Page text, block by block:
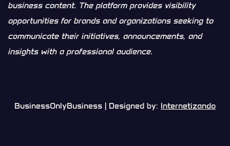
business content. The platform provides visibility
opportunities for brands and organizations seeking to
communicate their initiatives, announcements, and
insights with a professional audience.
BusinessOnlyBusiness | Designed by: Internetizando